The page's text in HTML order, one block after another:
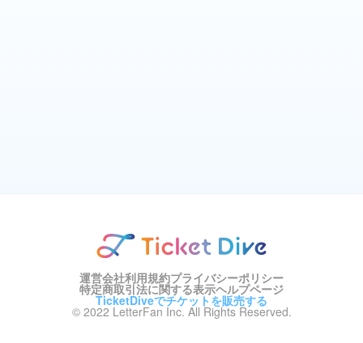
運営会社利用規約プライバシーポリシー
特定商取引法に関する表示ヘルプページ
TicketDiveでチケットを販売する
© 2022 LetterFan Inc. All Rights Reserved.